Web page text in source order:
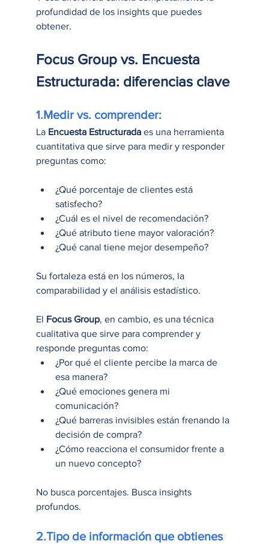
profundidad de los insights que puedes
obtener.
Focus Group vs. Encuesta
Estructurada: diferencias clave
1.Medir vs. comprender:
La Encuesta Estructurada es una herramienta
cuantitativa que sirve para medir y responder
preguntas como:
¿Qué porcentaje de clientes está
satisfecho?
¿Cuál es el nivel de recomendación?
¿Qué atributo tiene mayor valoración?
¿Qué canal tiene mejor desempeño?
Su fortaleza está en los números, la
comparabilidad y el análisis estadístico.
El Focus Group, en cambio, es una técnica
cualitativa que sirve para comprender y
responde preguntas como:
¿Por qué el cliente percibe la marca de
esa manera?
¿Qué emociones genera mi
comunicación?
¿Qué barreras invisibles están frenando la
decisión de compra?
¿Cómo reacciona el consumidor frente a
un nuevo concepto?
No busca porcentajes. Busca insights
profundos.
2.Tipo de información que obtienes